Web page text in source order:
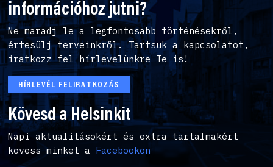
információhoz jutni?
Ne maradj le a legfontosabb történésekről,
értesülj terveinkről. Tartsuk a kapcsolatot,
iratkozz fel hírlevelünkre Te is!
HÍRLEVÉL FELIRATKOZÁS
Kövesd a Helsinkit
Napi aktualitásokért és extra tartalmakért
kövess minket a Facebookon